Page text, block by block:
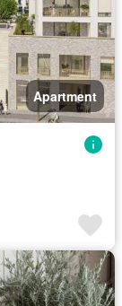
Apartment